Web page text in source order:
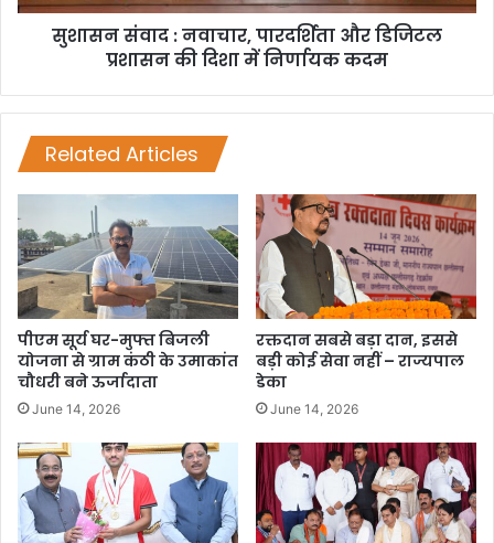
सुशासन संवाद : नवाचार, पारदर्शिता और डिजिटल
प्रशासन की दिशा में निर्णायक कदम
Related Articles
पीएम सूर्य घर-मुफ्त बिजली
योजना से ग्राम कंठी के उमाकांत
चौधरी बने ऊर्जादाता
June 14, 2026
रक्तदान सबसे बड़ा दान, इससे
बड़ी कोई सेवा नहीं – राज्यपाल
डेका
June 14, 2026